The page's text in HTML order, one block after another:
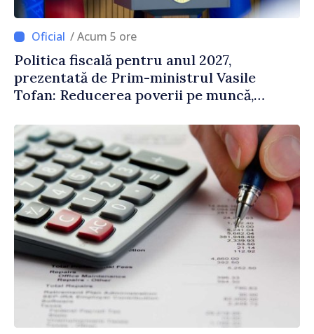
/ Acum 5 ore
Politica fiscală pentru anul 2027,
prezentată de Prim-ministrul Vasile
Tofan: Reducerea poverii pe muncă,
echitabilă